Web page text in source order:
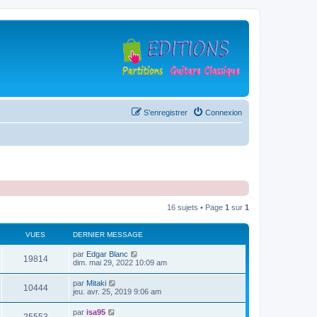
Connexion
S’enregistrer
16 sujets • Page 1 sur 1
VUES DERNIER MESSAGE
19814V
u
s
D
e
i
e
r
m
par Edgar Blanc
dim. mai 29, 2022 10:09 am
10444V
u
D
e
par Mitaki
jeu. avr. 25, 2019 9:06 am
D
par isa95